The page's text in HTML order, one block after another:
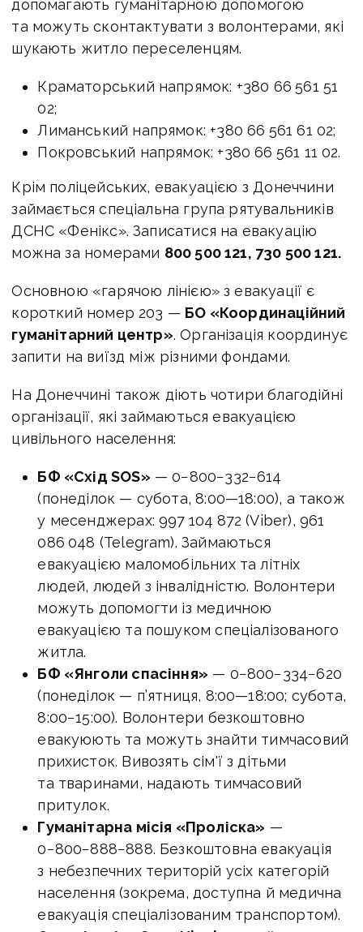
допомагають гуманітарною допомогою
та можуть сконтактувати з волонтерами, які
шукають житло переселенцям.
Краматорський напрямок: +380 66 561 51
02;
Лиманський напрямок: +380 66 561 61 02;
Покровський напрямок: +380 66 561 11 02.
Крім поліцейських, евакуацією з Донеччини
займається спеціальна група рятувальників
ДСНС «Фенікс». Записатися на евакуацію
можна за номерами 800 500 121, 730 500 121.
Основною «гарячою лінією» з евакуації є
короткий номер 203 — БО «Координаційний
гуманітарний центр». Організація координує
запити на виїзд між різними фондами.
На Донеччині також діють чотири благодійні
організації, які займаються евакуацією
цивільного населення:
БФ «Схід SOS» — 0−800−332−614
(понеділок — субота,8:00—18:00), а також
у месенджерах: 997 104 872 (Viber), 961
086 048 (Telegram). Займаються
евакуацією маломобільних та літніх
людей, людей з інвалідністю. Волонтери
можуть допомогти із медичною
евакуацією та пошуком спеціалізованого
житла.
БФ «Янголи спасіння» — 0−800−334−620
(понеділок — п’ятниця, 8:00—18:00; субота,
8:00−15:00). Волонтери безкоштовно
евакуюють та можуть знайти тимчасовий
прихисток. Вивозять сім'ї з дітьми
та тваринами, надають тимчасовий
притулок.
Гуманітарна місія «Проліска» —
0−800−888−888. Безкоштовна евакуація
з небезпечних територій усіх категорій
населення (зокрема, доступна й медична
евакуація спеціалізованим транспортом).